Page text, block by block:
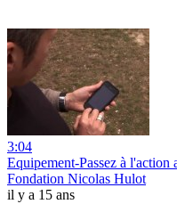
3:04
Equipement-Passez à
Fondation Nicolas Hulot
il y a 15 ans